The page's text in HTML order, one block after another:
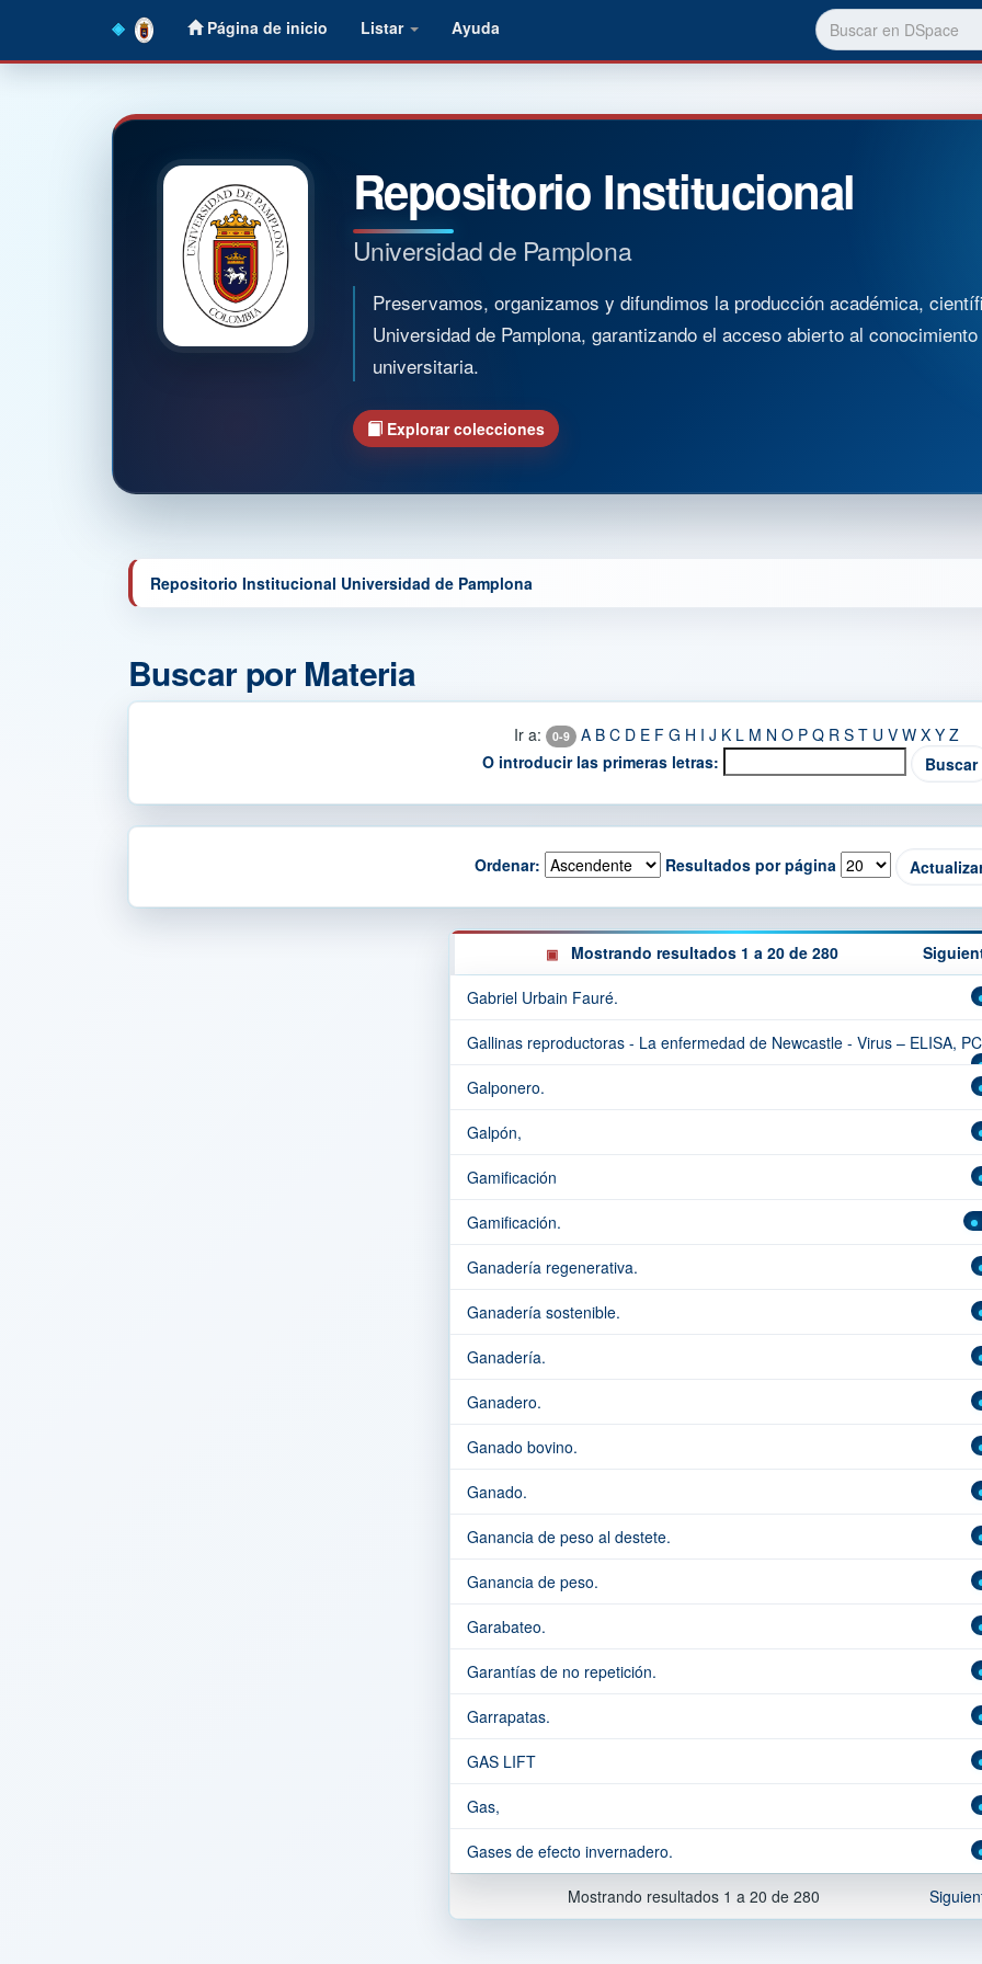
Página de inicio Listar Ayuda
Repositorio Institucional
Universidad de Pamplona
Preservamos, organizamos y difundimos la producción académica,
Universidad de Pamplona, garantizando el acceso abierto al
universitaria.
Explorar colecciones
Repositorio Institucional Universidad de Pamplona
Buscar por Materia
Ir a: 0-9 A B C D E F G H I J K L M N O P Q R S T U V W X Y Z
O introducir las primeras letras:
Ordenar: Resultados por página
Mostrando resultados 1 a 20 de 280
Gabriel Urbain Fauré.
Gallinas reproductoras - La enfermedad de Newcastle - Virus – ELISA,
Galponero.
Galpón,
Gamificación
Gamificación.
Ganadería regenerativa.
Ganadería sostenible.
Ganadería.
Ganadero.
Ganado bovino.
Ganado.
Ganancia de peso al destete.
Ganancia de peso.
Garabateo.
Garantías de no repetición.
Garrapatas.
GAS LIFT
Gas,
Gases de efecto invernadero.
Mostrando resultados 1 a 20 de 280